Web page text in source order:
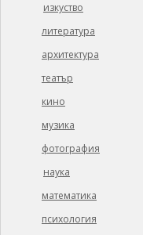
изкуство
литература
архитектура
театър
кино
музика
фотография
наука
математика
психология